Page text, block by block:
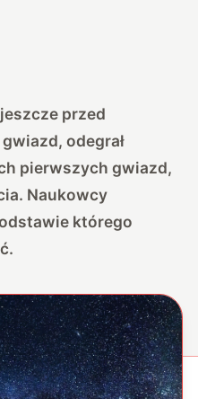
przed
odegrał
pierwszych gwiazd,
Naukowcy
którego